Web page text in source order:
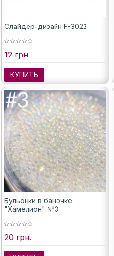
Слайдер-дизайн F-3022
12 грн.
КУПИТЬ
Бульонки в баночке
"Хамелион" №3
20 грн.